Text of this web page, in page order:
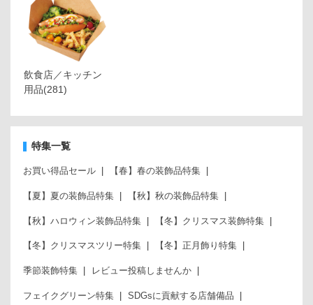
飲食店／キッチン
用品(281)
特集一覧
お買い得品セール 【春】春の装飾品特集
【夏】夏の装飾品特集 【秋】秋の装飾品特集
【秋】ハロウィン装飾品特集 【冬】クリスマス装飾特集
【冬】クリスマスツリー特集 【冬】正月飾り特集
季節装飾特集 レビュー投稿しませんか
フェイクグリーン特集 SDGsに貢献する店舗備品